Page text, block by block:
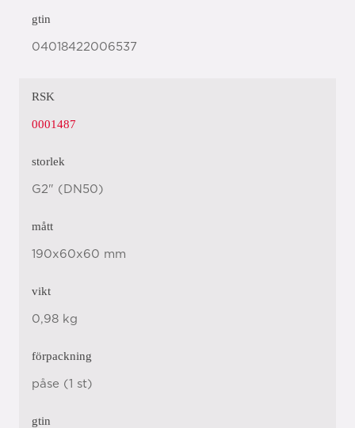
gtin
04018422006537
RSK
0001487
storlek
G2" (DN50)
mått
190x60x60 mm
vikt
0,98 kg
förpackning
påse (1 st)
gtin